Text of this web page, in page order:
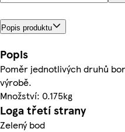
Popis produktu
Popis
Poměr jednotlivých druhů
výrobě.
Množství: 0.175kg
Loga třetí strany
Zelený bod